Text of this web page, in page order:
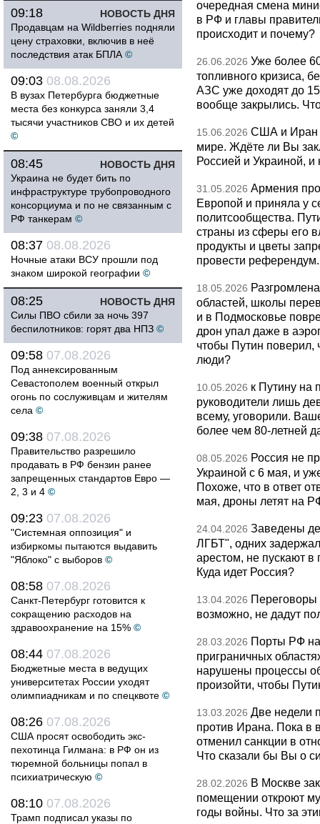
НОВОСТЬ ДНЯ
09:18
Продавцам на Wildberries подняли
цену страховки, включив в неё
последствия атак БПЛА ©
09:03 08.08.2026
В вузах Петербурга бюджетные
места без конкурса заняли 3,4
тысячи участников СВО и их детей
©
НОВОСТЬ ДНЯ
08:45
Украина не будет бить по
инфраструктуре трубопроводного
консорциума и по не связанным с
РФ танкерам ©
08:37 08.08.2026
Ночные атаки ВСУ прошли под
знаком широкой географии ©
НОВОСТЬ ДНЯ
08:25
Силы ПВО сбили за ночь 397
беспилотников: горят два НПЗ ©
09:58 07.08.2026
Под аннексированным
Севастополем военный открыл
огонь по сослуживцам и жителям
села ©
09:38 07.08.2026
Правительство разрешило
продавать в РФ бензин ранее
запрещенных стандартов Евро —
2, 3 и 4 ©
09:23 07.08.2026
"Системная оппозиция" и
избиркомы пытаются выдавить
"Яблоко" с выборов ©
08:58 07.08.2026
Санкт-Петербург готовится к
сокращению расходов на
здравоохранение на 15% ©
08:44 07.08.2026
Бюджетные места в ведущих
университетах России уходят
олимпиадникам и по спецквоте ©
08:26 07.08.2026
США просят освободить экс-
пехотинца Гилмана: в РФ он из
тюремной больницы попал в
психиатрическую ©
08:10 07.08.2026
Трамп подписал указы по
очередная смена
в РФ и главы
происходит и почему?
26.06.2026 Уже более
топливного кризиса,
АЗС уже доходят до
вообще закрылись.
15.06.2026 США и Иран
мире. Ждёте ли Вы
Россией и Украиной,
31.05.2026 Армения
Европой и приняла у
политсообщества.
страны из сферы его
продукты и цветы
провести
18.05.2026
областей, школы
и в Подмосковье
дрон упал даже в
чтобы Путин поверил,
люди?
10.05.2026 к Путину на
руководители лишь
всему, уговорили.
более чем 80-летней
08.05.2026 Россия не
Украиной с 6 мая, и
Похоже, что в ответ
мая, дроны летят на
24.04.2026 Заведены
ЛГБТ", одних
арестом, не пускают
Куда идет Россия?
13.04.2026
возможно, не дадут
28.03.2026 Порты РФ
приграничных
нарушены процессы
произойти, чтобы
13.03.2026 Две недели
против Ирана. Пока в
отменил санкции в
Что сказали бы Вы о
28.02.2026 В Москве
помещении откроют
годы войны. Что за